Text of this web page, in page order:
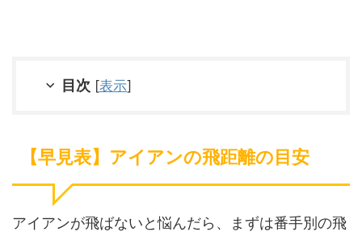
目次 [表示]
【早見表】アイアンの飛距離の目安
アイアンが飛ばないと悩んだら、まずは番手別の飛